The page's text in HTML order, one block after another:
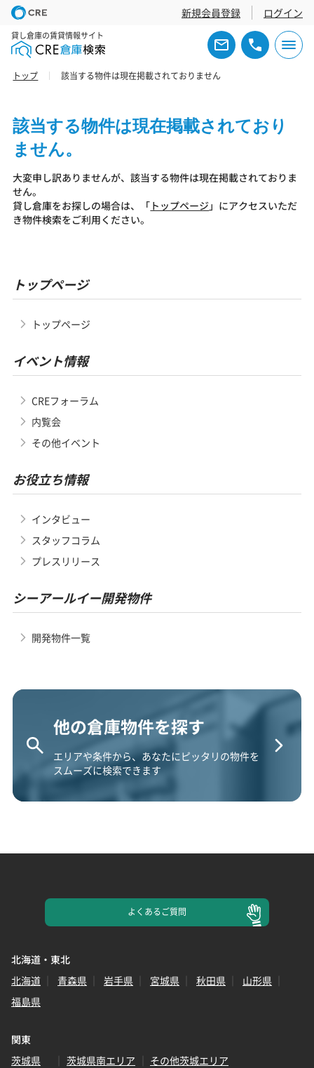
新規会員登録 ログイン
貸し倉庫の賃貸情報サイト
トップ 該当する物件は現在掲載されておりません
該当する物件は現在掲載されており
ません。
大変申し訳ありませんが、該当する物件は現在掲載されておりま
せん。
貸し倉庫をお探しの場合は、「 トップページ 」にアクセスいただ
き物件検索をご利用ください。
トップページ
トップページ
イベント情報
CREフォーラム
内覧会
その他イベント
お役立ち情報
インタビュー
スタッフコラム
プレスリリース
シーアールイー開発物件
開発物件一覧
他の倉庫物件を探す
エリアや条件から、あなたにピッタリの物件を
スムーズに検索できます
よくあるご質問
北海道・東北
北海道
青森県 岩手県 宮城県 秋田県
山形県
福島県
関東
茨城県
茨城県南エリア
その他茨城エリア